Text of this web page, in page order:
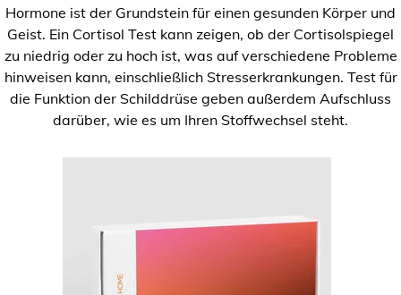
Hormone ist der Grundstein für einen gesunden Körper und
Geist. Ein Cortisol Test kann zeigen, ob der Cortisolspiegel
zu niedrig oder zu hoch ist, was auf verschiedene Probleme
hinweisen kann, einschließlich Stresserkrankungen. Test für
die Funktion der Schilddrüse geben außerdem Aufschluss
darüber, wie es um Ihren Stoffwechsel steht.